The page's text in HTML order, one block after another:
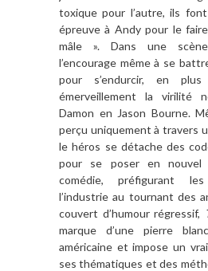
toxique pour l’autre, ils
épreuveà Andy pour le
mâle ». Dans une scè
l’encourage même à se
pour s’endurcir, en plus
émerveillement la virilité
Damon en Jason Bourne. M
perçu uniquement à travers
le héros se détache des
pour se poser en nouvel
comédie, préfigurant
l’industrie au tournant des
couvert d’humour régressif,
marque d’une pierre
américaine et impose un
ses thématiques et des